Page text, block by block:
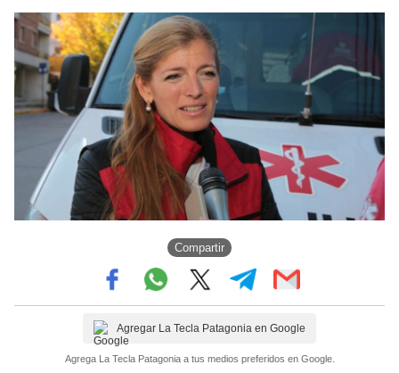
Compartir
Agregar La Tecla Patagonia en Google
Agrega La Tecla Patagonia a tus medios preferidos en Google.